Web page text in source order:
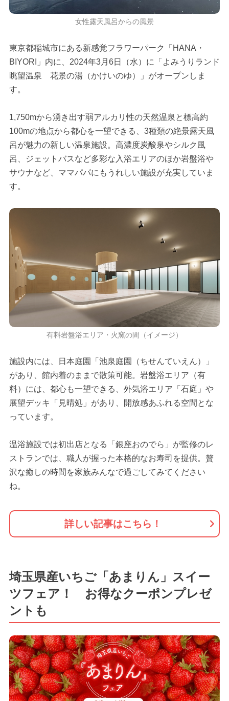
女性露天風呂からの風景
東京都稲城市にある新感覚フラワーパーク「HANA・
BIYORI」内に、2024年3月6日（水）に「よみうりランド
眺望温泉 花景の湯（かけいのゆ）」がオープンしま
す。
1,750mから湧き出す弱アルカリ性の天然温泉と標高約
100mの地点から都心を一望できる、3種類の絶景露天風
呂が魅力の新しい温泉施設。高濃度炭酸泉やシルク風
呂、ジェットバスなど多彩な入浴エリアのほか岩盤浴や
サウナなど、ママパパにもうれしい施設が充実していま
す。
有料岩盤浴エリア・火窯の間（イメージ）
施設内には、日本庭園「池泉庭園（ちせんていえん）」
があり、館内着のままで散策可能。岩盤浴エリア（有
料）には、都心も一望できる、外気浴エリア「石庭」や
展望デッキ「見晴処」があり、開放感あふれる空間とな
っています。
温浴施設では初出店となる「銀座おのでら」が監修のレ
ストランでは、職人が握った本格的なお寿司を提供。贅
沢な癒しの時間を家族みんなで過ごしてみてください
ね。
詳しい記事はこちら！
埼玉県産いちご「あまりん」スイー
ツフェア！ お得なクーポンプレゼ
ントも